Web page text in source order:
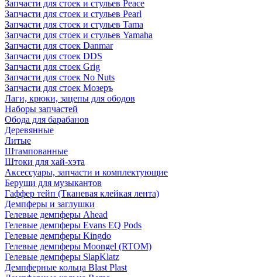
Запчасти для стоек и стульев Peace
Запчасти для стоек и стульев Pearl
Запчасти для стоек и стульев Tama
Запчасти для стоек и стульев Yamaha
Запчасти для стоек Danmar
Запчасти для стоек DDS
Запчасти для стоек Grig
Запчасти для стоек No Nuts
Запчасти для стоек Мозеръ
Лаги, крюки, зацепы для ободов
Наборы запчастей
Обода для барабанов
Деревянные
Литые
Штампованные
Штоки для хай-хэта
Аксессуары, запчасти и комплектующие
Беруши для музыкантов
Гаффер тейп (Тканевая клейкая лента)
Демпферы и заглушки
Гелевые демпферы Ahead
Гелевые демпферы Evans EQ Pods
Гелевые демпферы Kingdo
Гелевые демпферы Moongel (RTOM)
Гелевые демпферы SlapKlatz
Демпферные кольца Blast Plast